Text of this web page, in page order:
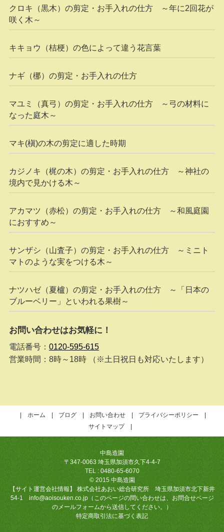
クロキ（黒木）の剪定・お手入れの仕方 ～年に2回花が
咲く木～
キキョウ（桔梗）の色によって違う花言葉
ナギ（梛）の剪定・お手入れの仕方
マユミ（真弓）の剪定・お手入れの仕方 ～弓の材料に
なった庭木～
マキ(槇)の木の剪定に適した時期
カジノキ（梶の木）の剪定・お手入れの仕方 ～神社の
境内で見かける木～
アカマツ（赤松）の剪定・お手入れの仕方 ～和風庭園
におすすめ～
サンザシ（山査子）の剪定・お手入れの仕方 ～ミニト
マトのような実をつける木～
ナツハゼ（夏櫨）の剪定・お手入れの仕方 ～「日本の
ブルーベリー」といわれる果樹～
お問い合わせはお気軽に！
電話番号： 0120-595-615
営業時間：8時～18時 （※土日祝日も対応いたします）
ホーム ブログ お問い合わせ
プライバシーポリシー
サイトマップ
中島造園
〒347-0063 埼玉県加須市久下4-4-7
TEL : 0480-65-6070
© 2015 中島造園
【サイト運営会社情報】 株式会社あおい総合研究所 埼玉県加須市北下新井
54-1 info@aoisouken.co.jp（このページの問い合わせは、お問合せページ
のメールフォームから送信してください。）
特定商取引法に基づく表記